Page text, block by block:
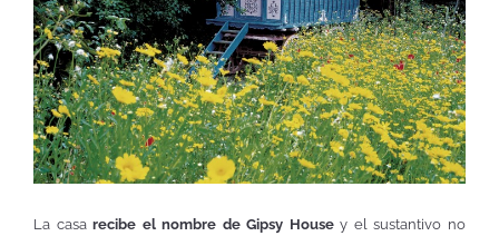
La casarecibe el nombre de Gipsy Housey el sustantivo no